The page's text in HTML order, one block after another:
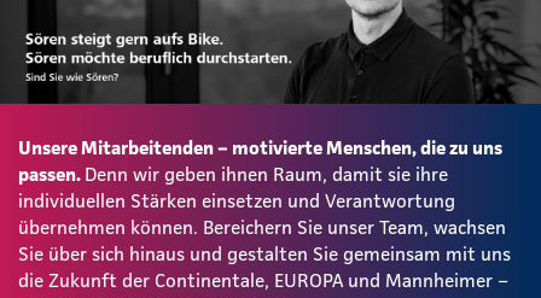
Unsere Mitarbeitenden – motivierte Menschen, die zu uns
passen. Denn wir geben ihnen Raum, damit sie ihre
individuellen Stärken einsetzen und Verantwortung
übernehmen können. Bereichern Sie unser Team, wachsen
Sie über sich hinaus und gestalten Sie gemeinsam mit uns
die Zukunft der Continentale, EUROPA und Mannheimer –